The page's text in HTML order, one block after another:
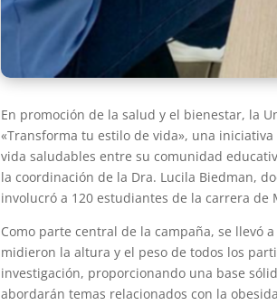
En promoción de la salud y el bienestar, la
«Transforma tu estilo de vida», una
vida saludables entre su comunidad
la coordinación de la Dra. Lucila Biedman,
involucró a 120 estudiantes de la carrera
Como parte central de la campaña, se llevó
midieron la altura y el peso de todos los
investigación, proporcionando una base
abordarán temas relacionados con la